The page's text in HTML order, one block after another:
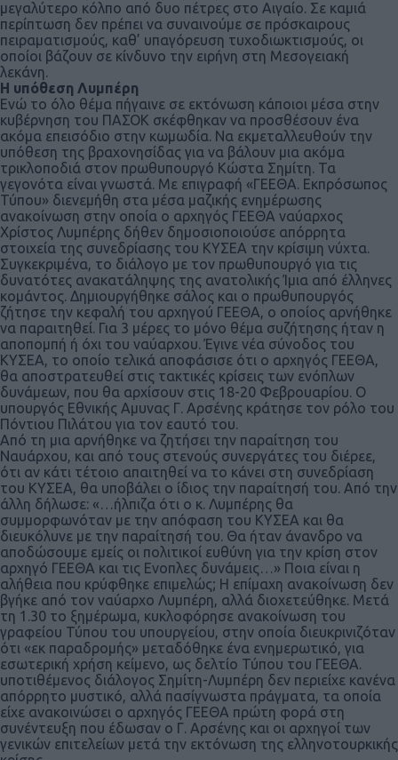
μεγαλύτερο κόλπο από δυο πέτρες στο Αιγαίο. Σε καμιά
περίπτωση δεν πρέπει να συναινούμε σε πρόσκαιρους
πειραματισμούς, καθ’ υπαγόρευση τυχοδιωκτισμούς, οι
οποίοι βάζουν σε κίνδυνο την ειρήνη στη Μεσογειακή
λεκάνη.
Η υπόθεση Λυμπέρη
Ενώ το όλο θέμα πήγαινε σε εκτόνωση κάποιοι μέσα στην
κυβέρνηση του ΠΑΣΟΚ σκέφθηκαν να προσθέσουν ένα
ακόμα επεισόδιο στην κωμωδία. Να εκμεταλλευθούν την
υπόθεση της βραχονησίδας για να βάλουν μια ακόμα
τρικλοποδιά στον πρωθυπουργό Κώστα Σημίτη. Τα
γεγονότα είναι γνωστά. Με επιγραφή «ΓΕΕΘΑ. Εκπρόσωπος
Τύπου» διενεμήθη στα μέσα μαζικής ενημέρωσης
ανακοίνωση στην οποία ο αρχηγός ΓΕΕΘΑ ναύαρχος
Χρίστος Λυμπέρης δήθεν δημοσιοποιούσε απόρρητα
στοιχεία της συνεδρίασης του ΚΥΣΕΑ την κρίσιμη νύχτα.
Συγκεκριμένα, το διάλογο με τον πρωθυπουργό για τις
δυνατότες ανακατάληψης της ανατολικής Ίμια από έλληνες
κομάντος. Δημιουργήθηκε σάλος και ο πρωθυπουργός
ζήτησε την κεφαλή του αρχηγού ΓΕΕΘΑ, ο οποίος αρνήθηκε
να παραιτηθεί. Για 3 μέρες το μόνο θέμα συζήτησης ήταν η
αποπομπή ή όχι του ναύαρχου. Έγινε νέα σύνοδος του
ΚΥΣΕΑ, το οποίο τελικά αποφάσισε ότι ο αρχηγός ΓΕΕΘΑ,
θα αποστρατευθεί στις τακτικές κρίσεις των ενόπλων
δυνάμεων, που θα αρχίσουν στις 18-20 Φεβρουαρίου. Ο
υπουργός Εθνικής Αμυνας Γ. Αρσένης κράτησε τον ρόλο του
Πόντιου Πιλάτου για τον εαυτό του.
Από τη μια αρνήθηκε να ζητήσει την παραίτηση του
Ναυάρχου, και από τους στενούς συνεργάτες του διέρεε,
ότι αν κάτι τέτοιο απαιτηθεί να το κάνει στη συνεδρίαση
του ΚΥΣΕΑ, θα υποβάλει ο ίδιος την παραίτησή του. Από την
άλλη δήλωσε: «…ήλπιζα ότι ο κ. Λυμπέρης θα
συμμορφωνόταν με την απόφαση του ΚΥΣΕΑ και θα
διευκόλυνε με την παραίτησή του. Θα ήταν άνανδρο να
αποδώσουμε εμείς οι πολιτικοί ευθύνη για την κρίση στον
αρχηγό ΓΕΕΘΑ και τις Ενοπλες δυνάμεις…» Ποια είναι η
αλήθεια που κρύφθηκε επιμελώς; Η επίμαχη ανακοίνωση δεν
βγήκε από τον ναύαρχο Λυμπέρη, αλλά διοχετεύθηκε. Μετά
τη 1.30 το ξημέρωμα, κυκλοφόρησε ανακοίνωση του
γραφείου Τύπου του υπουργείου, στην οποία διευκρινιζόταν
ότι «εκ παραδρομής» μεταδόθηκε ένα ενημερωτικό, για
εσωτερική χρήση κείμενο, ως δελτίο Τύπου του ΓΕΕΘΑ.
υποτιθέμενος διάλογος Σημίτη-Λυμπέρη δεν περιείχε κανένα
απόρρητο μυστικό, αλλά πασίγνωστα πράγματα, τα οποία
είχε ανακοινώσει ο αρχηγός ΓΕΕΘΑ πρώτη φορά στη
συνέντευξη που έδωσαν ο Γ. Αρσένης και οι αρχηγοί των
γενικών επιτελείων μετά την εκτόνωση της ελληνοτουρκικής